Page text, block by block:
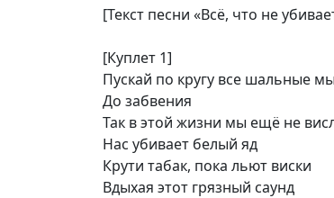
[Текст песни «Всё, что не
[Куплет 1]
Пускай по кругу все шальные
До забвения
Так в этой жизни мы ещё не
Нас убивает белый яд
Крути табак, пока льют виски
Вдыхая этот грязный саунд